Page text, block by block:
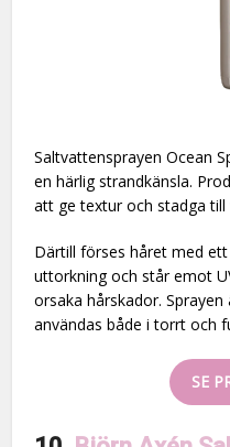
Saltvattensprayen Ocean
en härlig strandkänsla.
att ge textur och stadga till
Därtill förses håret med
uttorkning och står emot
orsaka hårskador.
användas både i torrt och
SE